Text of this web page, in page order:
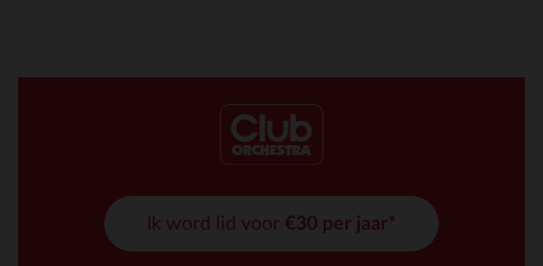
Ik word lid voor €30 per jaar*